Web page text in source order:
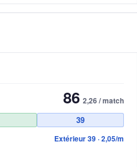
86 2,26 / match
39
Extérieur 39 · 2,05/m